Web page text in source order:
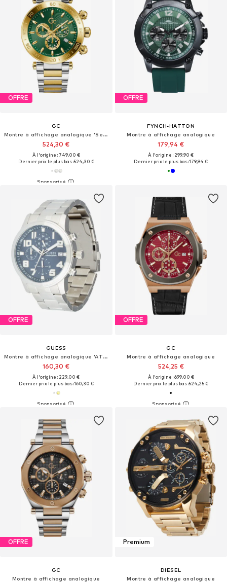
OFFRE
GC
Montre à affichage analogique 'Select'
524,30 €
À l'origine : 749,00 €
Dernier prix le plus bas :524,30 €
OFFRE
FYNCH-HATTON
Montre à affichage analogique
179,94 €
À l'origine : 299,90 €
Dernier prix le plus bas :179,94 €
OFFRE
GUESS
Montre à affichage analogique 'ATTICUS'
160,30 €
À l'origine : 229,00 €
Dernier prix le plus bas :160,30 €
OFFRE
GC
Montre à affichage analogique
524,25 €
À l'origine : 699,00 €
Dernier prix le plus bas :524,25 €
OFFRE
GC
Montre à affichage analogique
Premium
DIESEL
Montre à affichage analogique